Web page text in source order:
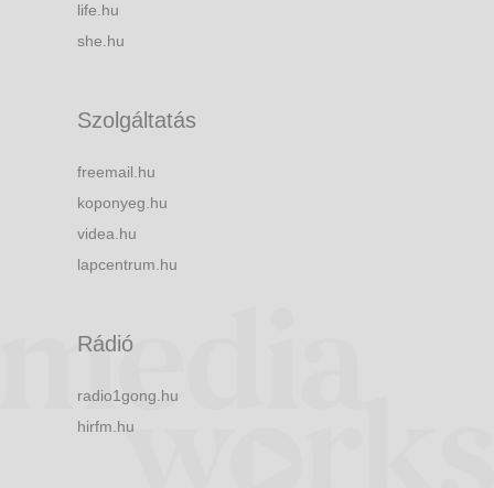
life.hu
she.hu
Szolgáltatás
freemail.hu
koponyeg.hu
videa.hu
lapcentrum.hu
Rádió
radio1gong.hu
hirfm.hu